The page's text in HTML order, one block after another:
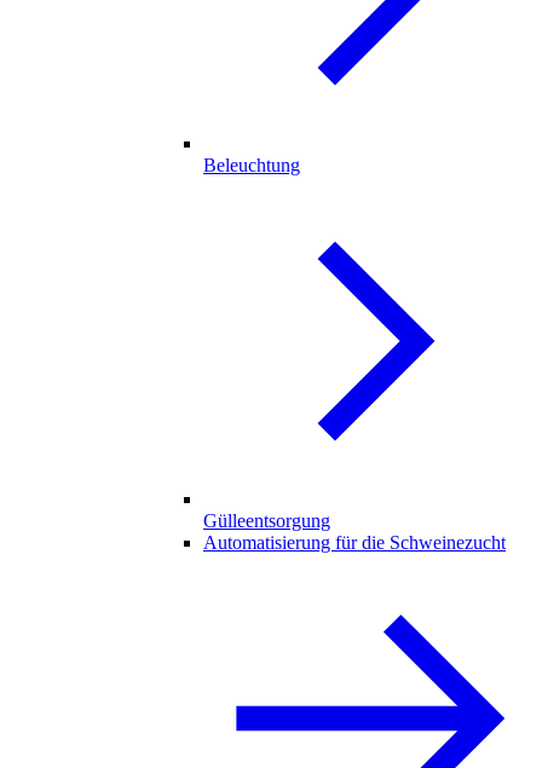
Beleuchtung
Gülleentsorgung
Automatisierung für die Schweinezucht